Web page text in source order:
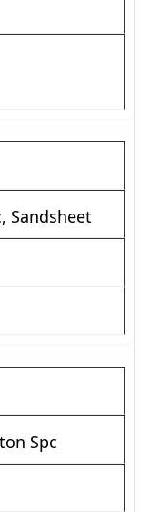
Sandsheet
Spc